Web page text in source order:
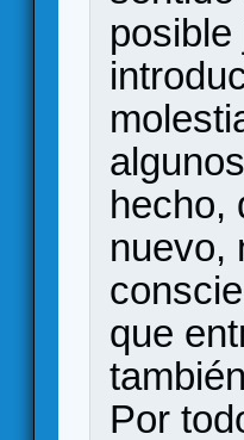
hecho,
nuevo,
que
Por